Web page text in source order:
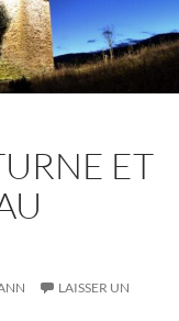
ET
LAISSER UN